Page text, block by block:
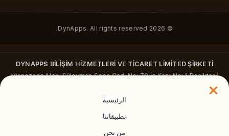
الرئيسية
تطبيقاتنا
من نحن
© 2026 DynApps. All rights reserved.
DYNAPPS BİLİŞİM HİZMETLERİ VE TİCARET LİMİTED ŞİRKETİ
Vişnezade Mah. Süleyman Seba Cad. No: 79 İç Kapı No: 1 Beşiktaş/
·